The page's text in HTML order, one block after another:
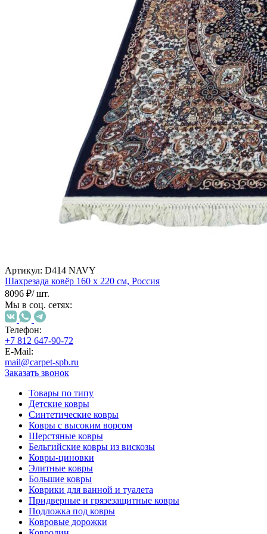
Разноцветный
Фиолетовый
Черный
100
₽
до
5
000
₽
от
5
000
000
₽
000
45
000
₽
до
200
000
₽
По
форме
Прямоугольные
ковры
Овальные
ковры
Артикул: D414 NAVY
Шахрезада ковёр 160 х 220 см, Россия
8096 ₽/ шт.
Мы в соц. сетях:
Телефон:
+7 812 647-90-72
E-Mail:
mail@carpet-spb.ru
Заказать звонок
Товары по типу
Детские ковры
Синтетические ковры
Ковры с высоким ворсом
Шерстяные ковры
Бельгийские ковры из вискозы
Ковры-циновки
Элитные ковры
Большие ковры
Коврики для ванной и туалета
Придверные и грязезащитные ковры
Подложка под ковры
Ковровые дорожки